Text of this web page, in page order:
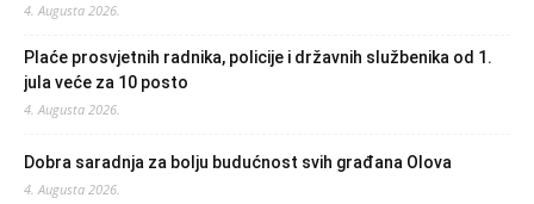
4. Augusta 2026.
Plaće prosvjetnih radnika, policije i državnih službenika od 1.
jula veće za 10 posto
4. Augusta 2026.
Dobra saradnja za bolju budućnost svih građana Olova
4. Augusta 2026.